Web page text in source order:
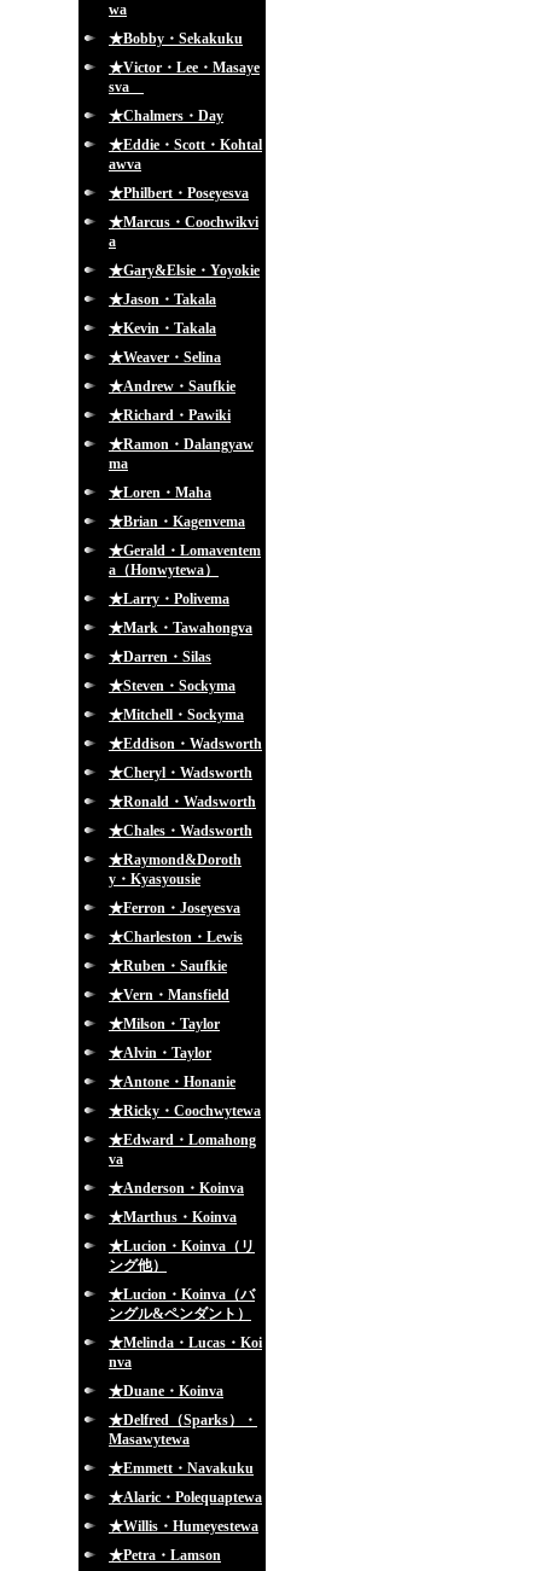
wa
★Bobby・Sekakuku
★Victor・Lee・Masaye
sva
★Chalmers・Day
★Eddie・Scott・Kohtal
awva
★Philbert・Poseyesva
★Marcus・Coochwikvi
a
★Gary&Elsie・Yoyokie
★Jason・Takala
★Kevin・Takala
★Weaver・Selina
★Andrew・Saufkie
★Richard・Pawiki
★Ramon・Dalangyaw
ma
★Loren・Maha
★Brian・Kagenvema
★Gerald・Lomaventem
a（Honwytewa）
★Larry・Polivema
★Mark・Tawahongva
★Darren・Silas
★Steven・Sockyma
★Mitchell・Sockyma
★Eddison・Wadsworth
★Cheryl・Wadsworth
★Ronald・Wadsworth
★Chales・Wadsworth
★Raymond&Doroth
y・Kyasyousie
★Ferron・Joseyesva
★Charleston・Lewis
★Ruben・Saufkie
★Vern・Mansfield
★Milson・Taylor
★Alvin・Taylor
★Antone・Honanie
★Ricky・Coochwytewa
★Edward・Lomahong
va
★Anderson・Koinva
★Marthus・Koinva
★Lucion・Koinva（リ
ング他）
★Lucion・Koinva（バ
ングル&ペンダント）
★Melinda・Lucas・Koi
nva
★Duane・Koinva
★Delfred（Sparks）・
Masawytewa
★Emmett・Navakuku
★Alaric・Polequaptewa
★Willis・Humeyestewa
★Petra・Lamson